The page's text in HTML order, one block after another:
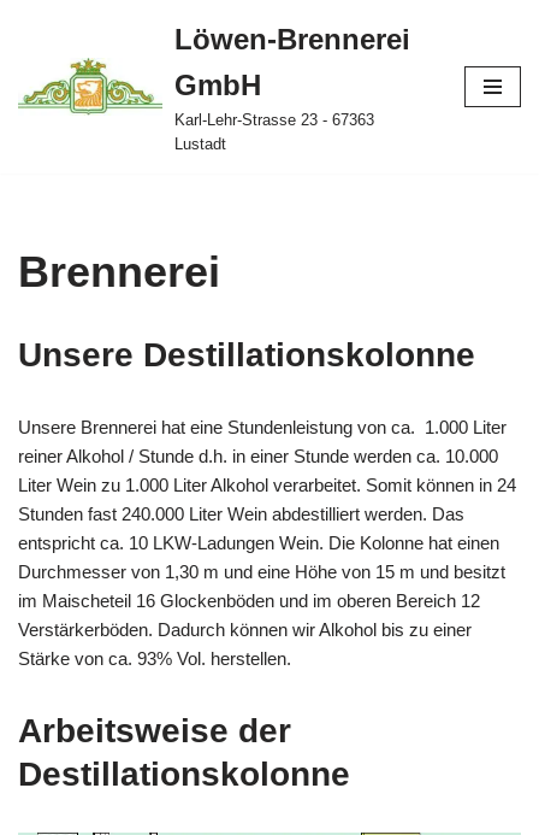
Inhalt
springen
Löwen-Brennerei
GmbH
Karl-Lehr-Strasse 23 - 67363
Lustadt
Brennerei
Unsere Destillationskolonne
Unsere Brennerei hat eine Stundenleistung von ca. 1.000 Liter
reiner Alkohol / Stunde d.h. in einer Stunde werden ca. 10.000
Liter Wein zu 1.000 Liter Alkohol verarbeitet. Somit können in 24
Stunden fast 240.000 Liter Wein abdestilliert werden. Das
entspricht ca. 10 LKW-Ladungen Wein. Die Kolonne hat einen
Durchmesser von 1,30 m und eine Höhe von 15 m und besitzt
im Maischeteil 16 Glockenböden und im oberen Bereich 12
Verstärkerböden. Dadurch können wir Alkohol bis zu einer
Stärke von ca. 93% Vol. herstellen.
Arbeitsweise der
Destillationskolonne